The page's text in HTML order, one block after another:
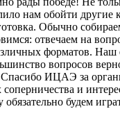
нам обойти другие
Обычно
отвечаем на
форматов. Наш
вопросов
Спасибо ИЦАЭ за
соперничества и
будем